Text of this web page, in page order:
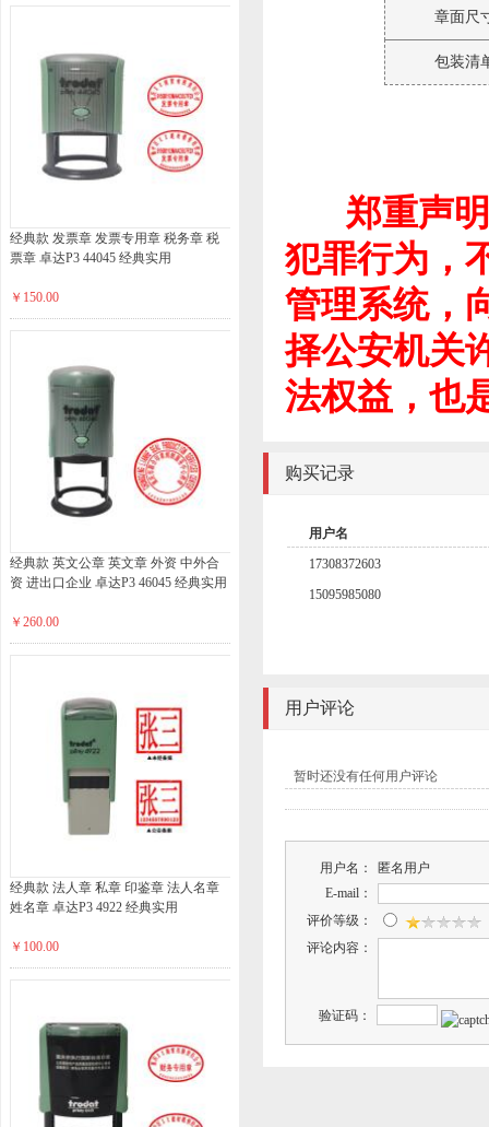
经典款 发票章 发票专用章 税务章 税
票章 卓达P3 44045 经典实用
￥150.00
经典款 英文公章 英文章 外资 中外合
资 进出口企业 卓达P3 46045 经典实用
￥260.00
经典款 法人章 私章 印鉴章 法人名章
姓名章 卓达P3 4922 经典实用
￥100.00
章面尺
包装清
郑重声明
犯罪行为，
管理系统，
择公安机关
法权益，也
购买记录
用户名
17308372603
15095985080
用户评论
暂时还没有任何用户评论
用户名：
匿名用户
E-mail：
评价等级：
评论内容：
验证码：